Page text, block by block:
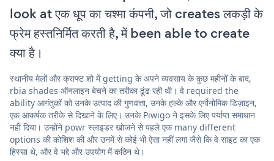
look at एक धूप का चश्मा कंपनी, जो creates लकड़ी के
फ्रेम हस्तनिर्मित करती है, में been able to create
क्या है।
स्थानीय मेलों और क्राफ्ट शो में getting के अपने व्यवसाय के कुछ महीनों के बाद,
rbia shades ऑनलाइन बेचने का तरीका ढूंढ रही थी। वे required the
ability आगंतुकों को उनके उत्पाद की गुणवत्ता, उनके हल्के और एर्गोनोमिक डिज़ाइन,
एक आकर्षक तरीके से दिखाने के लिए। उनके Piwigo ने इसके लिए पर्याप्त समाधान
नहीं दिया। उन्होंने powr स्लाइडर खोजने से पहले एक many different
options की कोशिश की और उनमें से कोई भी ऐसा नहीं लगा जैसे कि वे साइट का एक
हिस्सा थे, और वे भद्दे और उपयोग में कठिन थे।